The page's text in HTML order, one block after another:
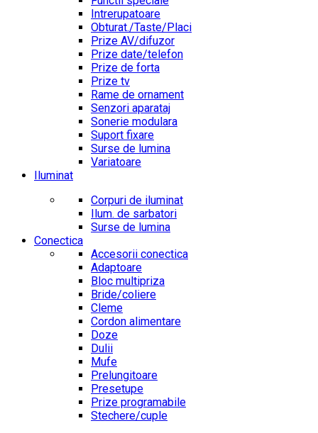
Intrerupatoare
Obturat./Taste/Placi
Prize AV/difuzor
Prize date/telefon
Prize de forta
Prize tv
Rame de ornament
Senzori aparataj
Sonerie modulara
Suport fixare
Surse de lumina
Variatoare
Iluminat
Corpuri de iluminat
Ilum. de sarbatori
Surse de lumina
Conectica
Accesorii conectica
Adaptoare
Bloc multipriza
Bride/coliere
Cleme
Cordon alimentare
Doze
Dulii
Mufe
Prelungitoare
Presetupe
Prize programabile
Stechere/cuple